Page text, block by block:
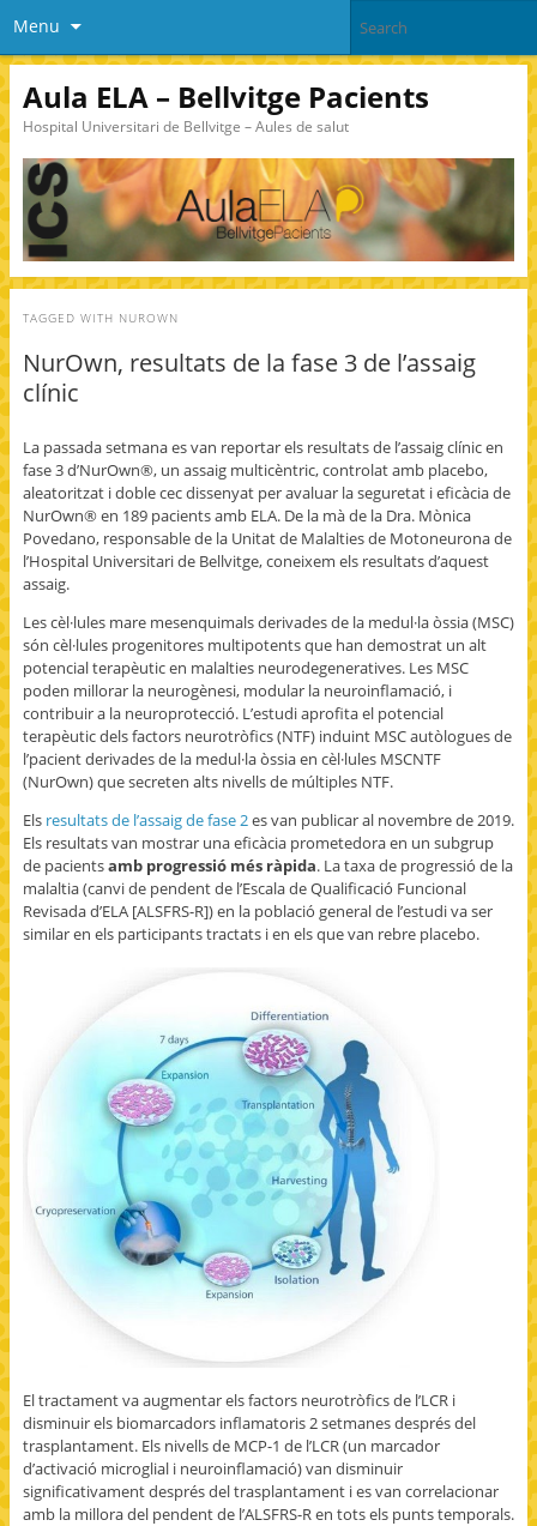
Menu
Aula ELA – Bellvitge Pacients
Hospital Universitari de Bellvitge – Aules de salut
TAGGED WITH NUROWN
NurOwn, resultats de la fase 3 de l’assaig
clínic
La passada setmana es van reportar els resultats de l’assaig clínic en
fase 3 d’NurOwn®, un assaig multicèntric, controlat amb placebo,
aleatoritzat i doble cec dissenyat per avaluar la seguretat i eficàcia de
NurOwn® en 189 pacients amb ELA. De la mà de la Dra. Mònica
Povedano, responsable de la Unitat de Malalties de Motoneurona de
l’Hospital Universitari de Bellvitge, coneixem els resultats d’aquest
assaig.
Les cèl·lules mare mesenquimals derivades de la medul·la òssia (MSC)
són cèl·lules progenitores multipotents que han demostrat un alt
potencial terapèutic en malalties neurodegeneratives. Les MSC
poden millorar la neurogènesi, modular la neuroinflamació, i
contribuir a la neuroprotecció. L’estudi aprofita el potencial
terapèutic dels factors neurotròfics (NTF) induint MSC autòlogues de
l’pacient derivades de la medul·la òssia en cèl·lules MSCNTF
(NurOwn) que secreten alts nivells de múltiples NTF.
Els resultats de l’assaig de fase 2es van publicar al novembre de 2019.
Els resultats van mostrar una eficàcia prometedora en un subgrup
de pacientsamb progressió més ràpida. La taxa de progressió de la
malaltia (canvi de pendent de l’Escala de Qualificació Funcional
Revisada d’ELA [ALSFRS-R]) en la població general de l’estudi va ser
similar en els participants tractats i en els que van rebre placebo.
El tractament va augmentar els factors neurotròfics de l’LCR i
disminuir els biomarcadors inflamatoris 2 setmanes després del
trasplantament. Els nivells de MCP-1 de l’LCR (un marcador
d’activació microglial i neuroinflamació) van disminuir
significativament després del trasplantament i es van correlacionar
amb la millora del pendent de l’ALSFRS-R en tots els punts temporals.